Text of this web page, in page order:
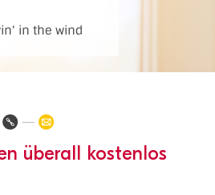
in the wind
überall kostenlos